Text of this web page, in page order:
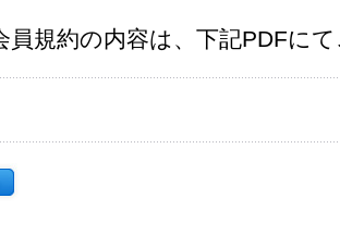
員規約の内容は、下記PDFに